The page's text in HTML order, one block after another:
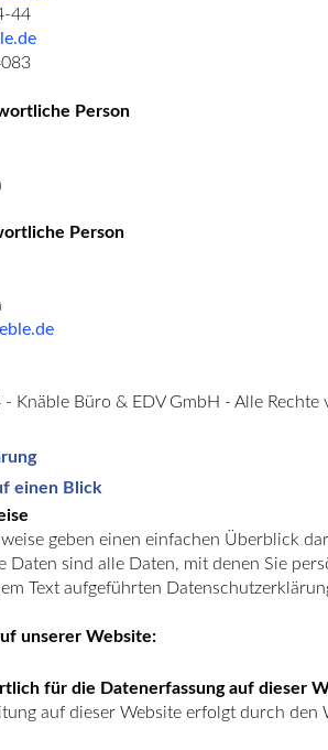
44
Person
Person
Knäble Büro & EDV GmbH - Alle Rechte
einen Blick
geben einen einfachen Überblick
Daten sind alle Daten, mit denen Sie
Text aufgeführten
unserer Website:
für die Datenerfassung auf dieser
auf dieser Website erfolgt durch den